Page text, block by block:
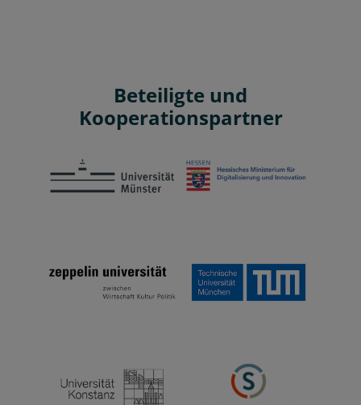
Beteiligte und
Kooperationspartner